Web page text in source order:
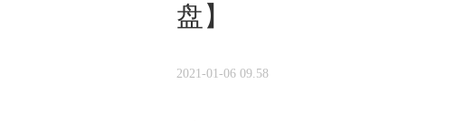
盘】
2021-01-06 09.58